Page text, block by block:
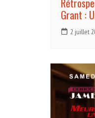
Grant :
2 juillet